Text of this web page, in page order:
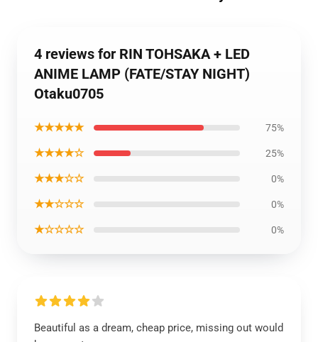
4 reviews for RIN TOHSAKA + LED
ANIME LAMP (FATE/STAY NIGHT)
Otaku0705
★★★★★ 75%
★★★★☆ 25%
★★★☆☆ 0%
★★☆☆☆ 0%
★☆☆☆☆ 0%
Beautiful as a dream, cheap price, missing out would